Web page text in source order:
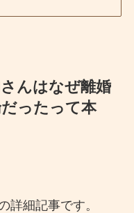
んはなぜ離婚
ったって本
詳細記事です。